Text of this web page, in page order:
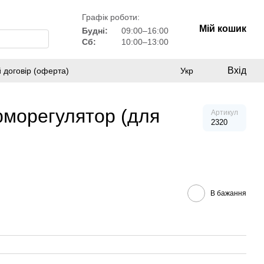
Графік роботи:
Будні:
09:00–16:00
Сб:
10:00–13:00
Мій кошик
договір (оферта) Укр Вхід
(для
Артикул
2320
В бажання